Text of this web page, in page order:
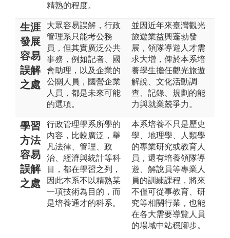
精熟的程度。
生涯
發展
容易
誤解
之處
大眾容易誤解，行政
管理系只能考公務
員，但其實廣泛公共
事務，例如記者、國
會助理，以及企業的
公關人員，國營企業
人員，都是未來可能
的選項。
並因近年來臺灣觀光
旅遊業益興蓬勃發
展，領隊導遊人才需
求大增，俾於本系培
養學生擔任觀光旅遊
解說、文化活動調
查、記錄、規劃的能
力與就業兢爭力。
學習
方法
容易
誤解
之處
行政管理學系所學的
內容，比較廣泛，舉
凡法律、管理、政
治、經濟與統計等科
目，都在學習之列，
因此本系不以精熟某
一項技術為目的，而
是培養通才的科系。
本系培養不只是歷史
學、地理學、人類學
的專業研究或教育人
員，還有培養領隊導
遊、解說員等專業人
員的訓練課程，將來
不僅可從事教育、研
究等相關行業，也能
在各大需要導覽人員
的場域中站穩腳步。